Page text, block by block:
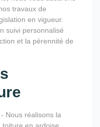
travaux de
en vigueur.
suivi personnalisé
et la pérennité de
- Nous réalisons la